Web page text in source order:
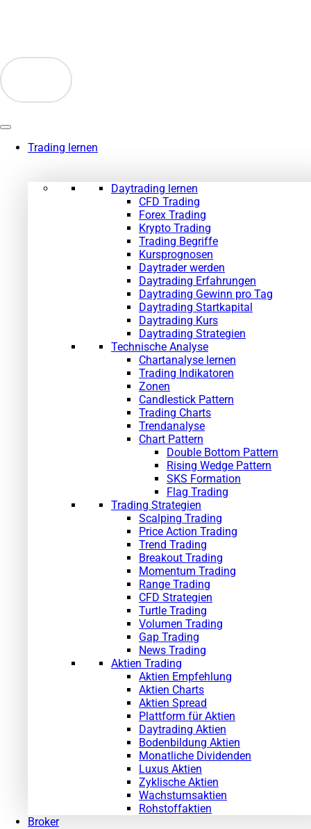
Trading lernen
Daytrading lernen
CFD Trading
Forex Trading
Krypto Trading
Trading Begriffe
Kursprognosen
Daytrader werden
Daytrading Erfahrungen
Daytrading Gewinn pro Tag
Daytrading Startkapital
Daytrading Kurs
Daytrading Strategien
Technische Analyse
Chartanalyse lernen
Trading Indikatoren
Zonen
Candlestick Pattern
Trading Charts
Trendanalyse
Chart Pattern
Double Bottom Pattern
Rising Wedge Pattern
SKS Formation
Flag Trading
Trading Strategien
Scalping Trading
Price Action Trading
Trend Trading
Breakout Trading
Momentum Trading
Range Trading
CFD Strategien
Turtle Trading
Volumen Trading
Gap Trading
News Trading
Aktien Trading
Aktien Empfehlung
Aktien Charts
Aktien Spread
Plattform für Aktien
Daytrading Aktien
Bodenbildung Aktien
Monatliche Dividenden
Luxus Aktien
Zyklische Aktien
Wachstumsaktien
Rohstoffaktien
Broker